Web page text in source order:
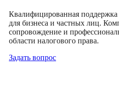
Квалифицированная
для бизнеса и частных лиц.
сопровождение и
области налогового права.
Задать вопрос